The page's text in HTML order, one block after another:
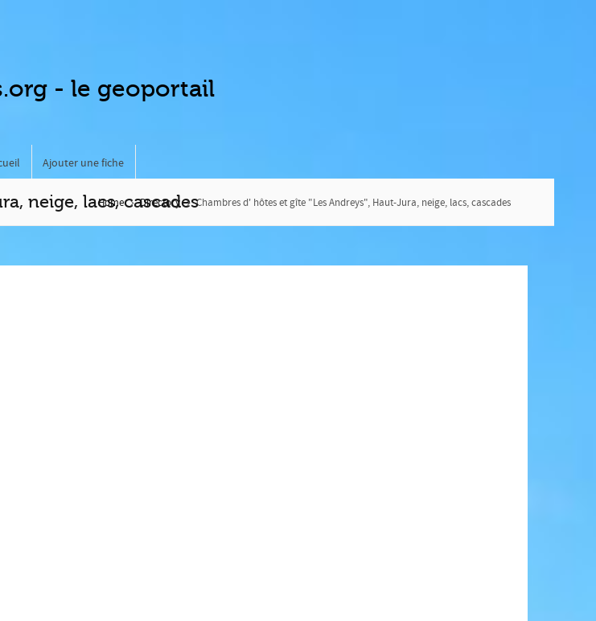
- le geoportail
Ajouter une fiche
neige, lacs, cascades
Home Directory Chambres d' hôtes et gîte "Les Andreys", Haut-Jura, neige, lacs, cascades